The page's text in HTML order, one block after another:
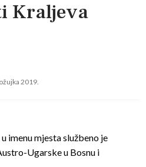
Kraljeva
2019.
imenu mjesta službeno je
Ugarske u Bosnu i